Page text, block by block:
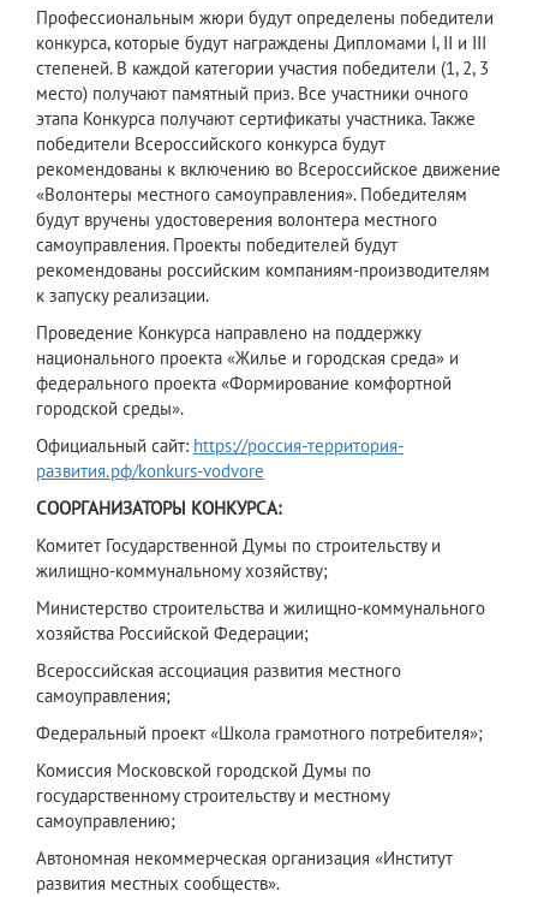
Профессиональным жюри будут определены победители
конкурса, которые будут награждены Дипломами I, II и III
степеней. В каждой категории участия победители (1, 2, 3
место) получают памятный приз. Все участники очного
этапа Конкурса получают сертификаты участника. Также
победители Всероссийского конкурса будут
рекомендованы к включению во Всероссийское движение
«Волонтеры местного самоуправления». Победителям
будут вручены удостоверения волонтера местного
самоуправления. Проекты победителей будут
рекомендованы российским компаниям-производителям
к запуску реализации.
Проведение Конкурса направлено на поддержку
национального проекта «Жилье и городская среда» и
федерального проекта «Формирование комфортной
городской среды».
Официальный сайт: https://россия-территория-
развития.рф/konkurs-vodvore
СООРГАНИЗАТОРЫ КОНКУРСА:
Комитет Государственной Думы по строительству и
жилищно-коммунальному хозяйству;
Министерство строительства и жилищно-коммунального
хозяйства Российской Федерации;
Всероссийская ассоциация развития местного
самоуправления;
Федеральный проект «Школа грамотного потребителя»;
Комиссия Московской городской Думы по
государственному строительству и местному
самоуправлению;
Автономная некоммерческая организация «Институт
развития местных сообществ».